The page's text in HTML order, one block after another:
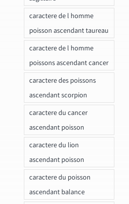
caractere de l homme
poisson ascendant taureau
caractere de l homme
poissons ascendant cancer
caractere des poissons
ascendant scorpion
caractere du cancer
ascendant poisson
caractere du lion
ascendant poisson
caractere du poisson
ascendant balance